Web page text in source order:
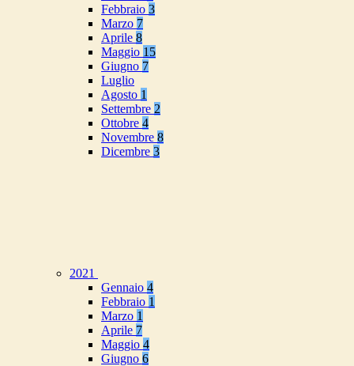
Febbraio 3
Marzo 7
Aprile 8
Maggio 15
Giugno 7
Luglio
Agosto 1
Settembre 2
Ottobre 4
Novembre 8
Dicembre 3
2021
Gennaio 4
Febbraio 1
Marzo 1
Aprile 7
Maggio 4
Giugno 6